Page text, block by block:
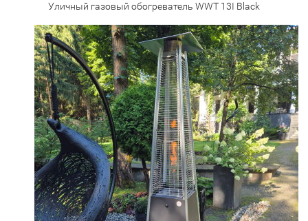
Уличный газовый обогреватель WWT 13I Black